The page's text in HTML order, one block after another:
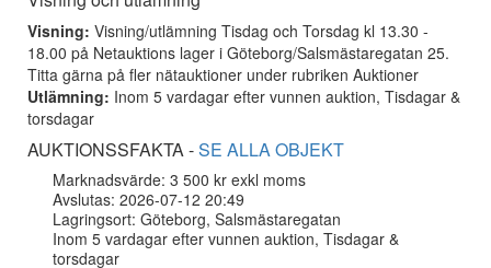
Visning: Visning/utlämning Tisdag och Torsdag kl 13.30 -
18.00 på Netauktions lager i Göteborg/Salsmästaregatan 25.
Titta gärna på fler nätauktioner under rubriken Auktioner
Utlämning: Inom 5 vardagar efter vunnen auktion, Tisdagar &
torsdagar
AUKTIONSSFAKTA -SE ALLA OBJEKT
Marknadsvärde: 3 500 kr exkl moms
Avslutas: 2026-07-12 20:49
Lagringsort: Göteborg, Salsmästaregatan
Inom 5 vardagar efter vunnen auktion, Tisdagar &
torsdagar